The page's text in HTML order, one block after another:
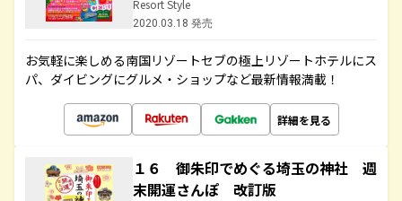
Resort Style
2020.03.18 発売
お気軽に楽しめる南国リゾートセブの極上リゾートホテルにス
パ、ダイビングにグルメ・ショップなど最新情報満載！
詳細を見る
１６ 御朱印でめぐる埼玉の神社 週
末開運さんぽ 改訂版